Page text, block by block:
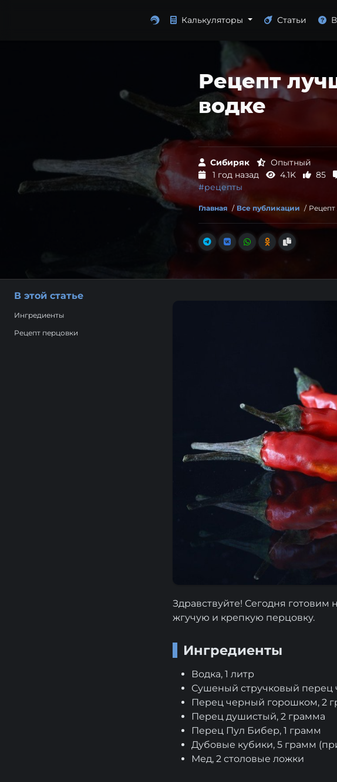
Калькуляторы Статьи
Рецепт
водке
Сибиряк
Опытный
1 год назад
4.1K 85
#рецепты
Главная / Все публикации /
В этой статье
Ингредиенты
Рецепт перцовки
Здравствуйте! Сегодня
жгучую и крепкую перцовку.
Ингредиенты
Водка, 1 литр
Сушеный стручковый перец
Перец черный горошком, 2
Перец душистый, 2 грамма
Перец Пул Бибер, 1 грамм
Дубовые кубики, 5 грамм
Мед, 2 столовые ложки